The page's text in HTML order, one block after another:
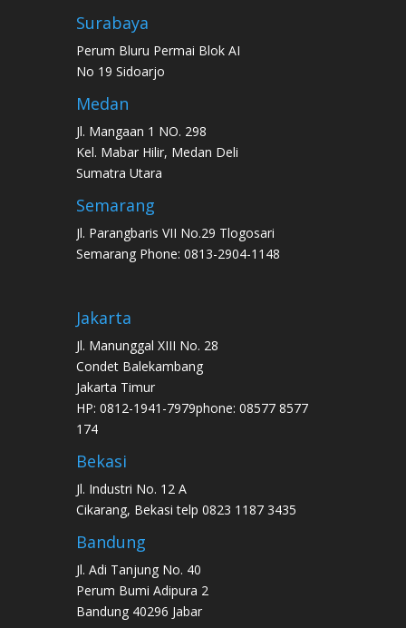
Surabaya
Perum Bluru Permai Blok AI
No 19 Sidoarjo
Medan
Jl. Mangaan 1 NO. 298
Kel. Mabar Hilir, Medan Deli
Sumatra Utara
Semarang
Jl. Parangbaris VII No.29 Tlogosari
Semarang Phone: 0813-2904-1148
Jakarta
Jl. Manunggal XIII No. 28
Condet Balekambang
Jakarta Timur
HP: 0812-1941-7979phone: 08577 8577
174
Bekasi
Jl. Industri No. 12 A
Cikarang, Bekasi telp 0823 1187 3435
Bandung
Jl. Adi Tanjung No. 40
Perum Bumi Adipura 2
Bandung 40296 Jabar